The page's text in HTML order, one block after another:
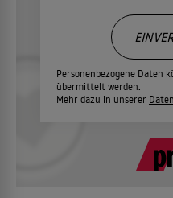
Personenbezogene Daten
übermittelt werden.
Mehr dazu in unserer